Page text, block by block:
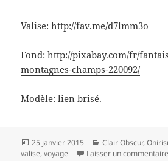
Valise:http://fav.me/d7lmm3o
Fond:http://pixabay.com/fr/
montagnes-champs-220092/
Modèle: lien brisé.
Publié
le
25 janvier 2015 Catégories
Clair Obscur,
valise,voyage Laisser un commentaire